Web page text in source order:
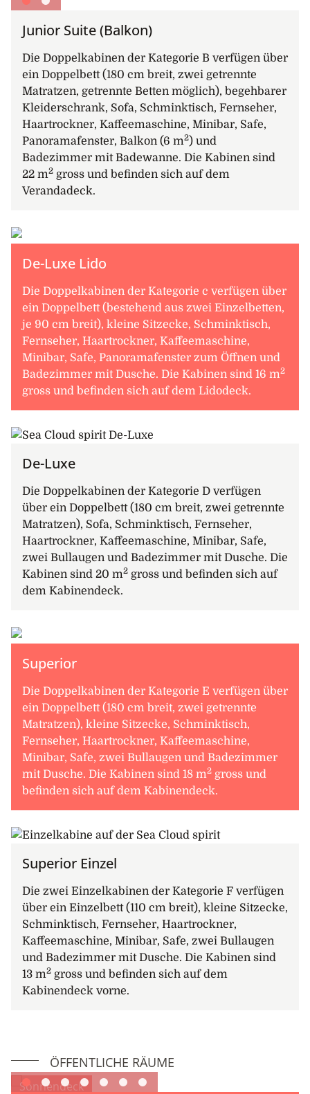
Junior Suite (Balkon)
Die Doppelkabinen der Kategorie B verfügen über
ein Doppelbett (180 cm breit, zwei getrennte
Matratzen, getrennte Betten möglich), begehbarer
Kleiderschrank, Sofa, Schminktisch, Fernseher,
Haartrockner, Kaffeemaschine, Minibar, Safe,
Panoramafenster, Balkon (6 m2) und
Badezimmer mit Badewanne. Die Kabinen sind
22 m2 gross und befinden sich auf dem
Verandadeck.
De-Luxe Lido
Die Doppelkabinen der Kategorie c verfügen über
ein Doppelbett (bestehend aus zwei Einzelbetten,
je 90 cm breit), kleine Sitzecke, Schminktisch,
Fernseher, Haartrockner, Kaffeemaschine,
Minibar, Safe, Panoramafenster zum Öffnen und
Badezimmer mit Dusche. Die Kabinen sind 16 m2
gross und befinden sich auf dem Lidodeck.
De-Luxe
Die Doppelkabinen der Kategorie D verfügen
über ein Doppelbett (180 cm breit, zwei getrennte
Matratzen), Sofa, Schminktisch, Fernseher,
Haartrockner, Kaffeemaschine, Minibar, Safe,
zwei Bullaugen und Badezimmer mit Dusche. Die
Kabinen sind 20 m2 gross und befinden sich auf
dem Kabinendeck.
Superior
Die Doppelkabinen der Kategorie E verfügen über
ein Doppelbett (180 cm breit, zwei getrennte
Matratzen), kleine Sitzecke, Schminktisch,
Fernseher, Haartrockner, Kaffeemaschine,
Minibar, Safe, zwei Bullaugen und Badezimmer
mit Dusche. Die Kabinen sind 18 m2 gross und
befinden sich auf dem Kabinendeck.
Superior Einzel
Die zwei Einzelkabinen der Kategorie F verfügen
über ein Einzelbett (110 cm breit), kleine Sitzecke,
Schminktisch, Fernseher, Haartrockner,
Kaffeemaschine, Minibar, Safe, zwei Bullaugen
und Badezimmer mit Dusche. Die Kabinen sind
13 m2 gross und befinden sich auf dem
Kabinendeck vorne.
ÖFFENTLICHE RÄUME
Sonnendeck